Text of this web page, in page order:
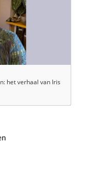
het verhaal van Iris